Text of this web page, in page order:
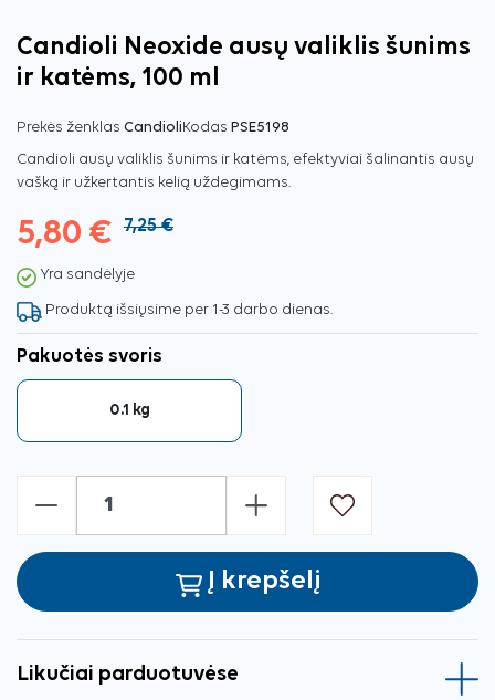
Candioli Neoxide ausų valiklis šunims
ir katėms, 100 ml
Prekės ženklas CandioliKodas PSE5198
Candioli ausų valiklis šunims ir katėms, efektyviai šalinantis ausų
vašką ir užkertantis kelią uždegimams.
5,80 € 7,25 €
Yra sandėlyje
Produktą išsiųsime per 1-3 darbo dienas.
Pakuotės svoris
0.1 kg
- +
Į krepšelį
Likučiai parduotuvėse